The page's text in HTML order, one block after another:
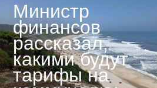
Министр
финансов
рассказал,
какими будут
тарифы на